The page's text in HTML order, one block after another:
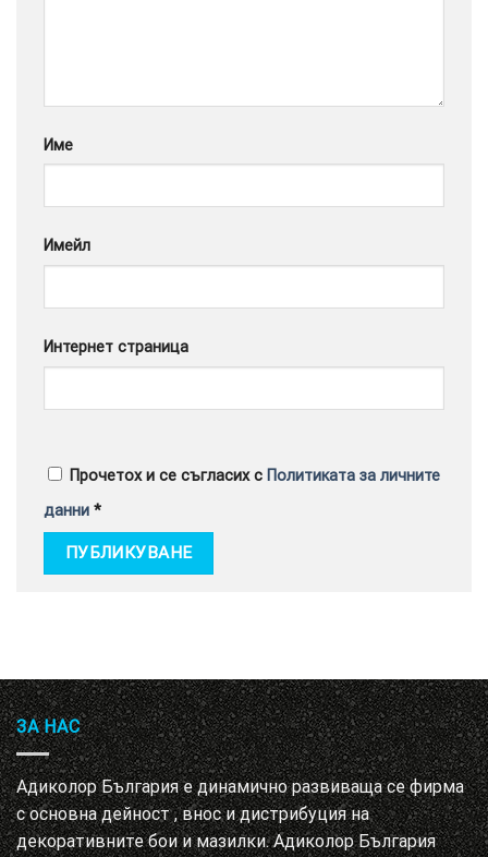
Име
Имейл
Интернет страница
Прочетох и се съгласих с Политиката за личните
данни *
ЗА НАС
Адиколор България е динамично развиваща се фирма
с основна дейност , внос и дистрибуция на
декоративните бои и мазилки. Адиколор България